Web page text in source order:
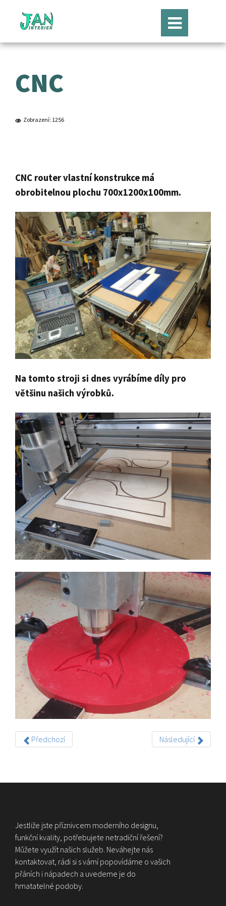
CNC
Zobrazení: 1256
CNC router vlastní konstrukce má
obrobitelnou plochu 700x1200x100mm.
Na tomto stroji si dnes vyrábíme díly pro
většinu našich výrobků.
Předchozí Následující
Jestliže jste příznivcem moderního designu,
funkční kvality, potřebujete netradiční řešení?
Můžete využít našich služeb. Neváhejte nás
kontaktovat, rádi si s vámí popovídáme o vašich
přáních i nápadech a uvedeme je do
hmatatelné podoby.